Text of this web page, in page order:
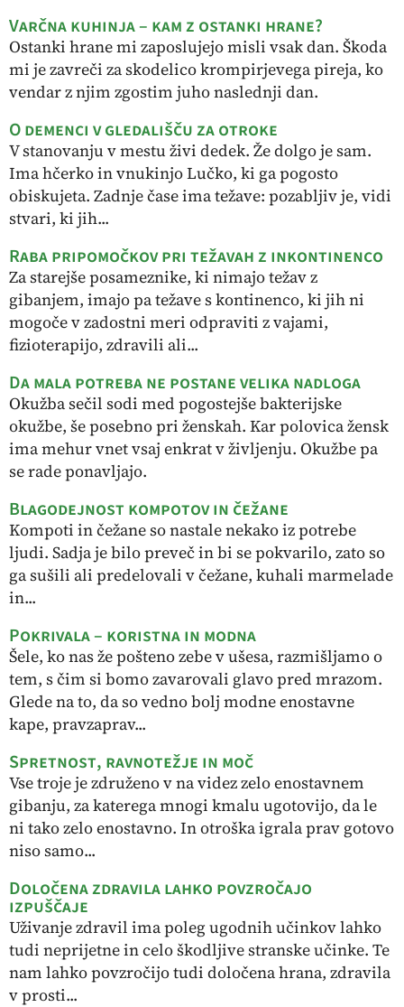
Varčna kuhinja – kam z ostanki hrane?
Ostanki hrane mi zaposlujejo misli vsak dan. Škoda
mi je zavreči za skodelico krompirjevega pireja, ko
vendar z njim zgostim juho naslednji dan.
O demenci v gledališču za otroke
V stanovanju v mestu živi dedek. Že dolgo je sam.
Ima hčerko in vnukinjo Lučko, ki ga pogosto
obiskujeta. Zadnje čase ima težave: pozabljiv je, vidi
stvari, ki jih...
Raba pripomočkov pri težavah z inkontinenco
Za starejše posameznike, ki nimajo težav z
gibanjem, imajo pa težave s kontinenco, ki jih ni
mogoče v zadostni meri odpraviti z vajami,
fizioterapijo, zdravili ali...
Da mala potreba ne postane velika nadloga
Okužba sečil sodi med pogostejše bakterijske
okužbe, še posebno pri ženskah. Kar polovica žensk
ima mehur vnet vsaj enkrat v življenju. Okužbe pa
se rade ponavljajo.
Blagodejnost kompotov in čežane
Kompoti in čežane so nastale nekako iz potrebe
ljudi. Sadja je bilo preveč in bi se pokvarilo, zato so
ga sušili ali predelovali v čežane, kuhali marmelade
in...
Pokrivala – koristna in modna
Šele, ko nas že pošteno zebe v ušesa, razmišljamo o
tem, s čim si bomo zavarovali glavo pred mrazom.
Glede na to, da so vedno bolj modne enostavne
kape, pravzaprav...
Spretnost, ravnotežje in moč
Vse troje je združeno v na videz zelo enostavnem
gibanju, za katerega mnogi kmalu ugotovijo, da le
ni tako zelo enostavno. In otroška igrala prav gotovo
niso samo...
Določena zdravila lahko povzročajo
izpuščaje
Uživanje zdravil ima poleg ugodnih učinkov lahko
tudi neprijetne in celo škodljive stranske učinke. Te
nam lahko povzročijo tudi določena hrana, zdravila
v prosti...